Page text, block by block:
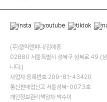
(주)클릭앤퍼니/김예중
02880 서울특별시 성북구 성북로 49 (성
니다.)
사업자 등록번호 209-81-43420
통신판매업신고 서울성북-0073호
개인정보관리책임자 박수미